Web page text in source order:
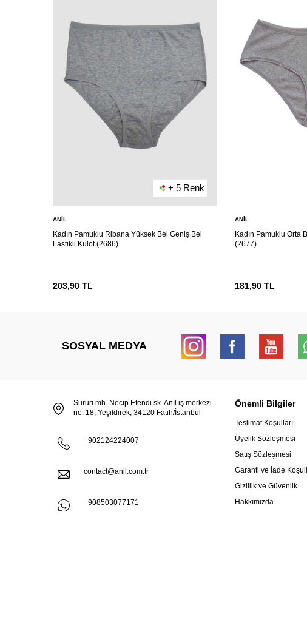
+ 5 Renk
ANIL
Kadın Pamuklu Ribana Yüksek Bel Geniş Bel
Lastikli Külot (2686)
203,90 TL
ANIL
Kadın Pamuklu Orta
(2677)
181,90 TL
SOSYAL MEDYA
Sururi mh. Necip Efendi sk. Anıl iş merkezi
no: 18, Yeşildirek, 34120 Fatih/İstanbul
+902124224007
contact@anil.com.tr
+908503077171
Önemli Bilgiler
Teslimat Koşulları
Üyelik Sözleşmesi
Satış Sözleşmesi
Garanti ve İade
Gizlilik ve Güvenlik
Hakkımızda